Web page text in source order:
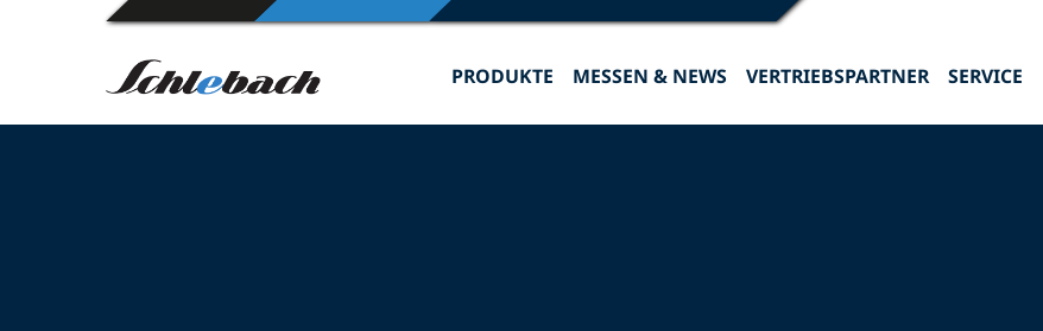
PRODUKTE MESSEN & NEWS VERTRIEBSPARTNER SERVICE